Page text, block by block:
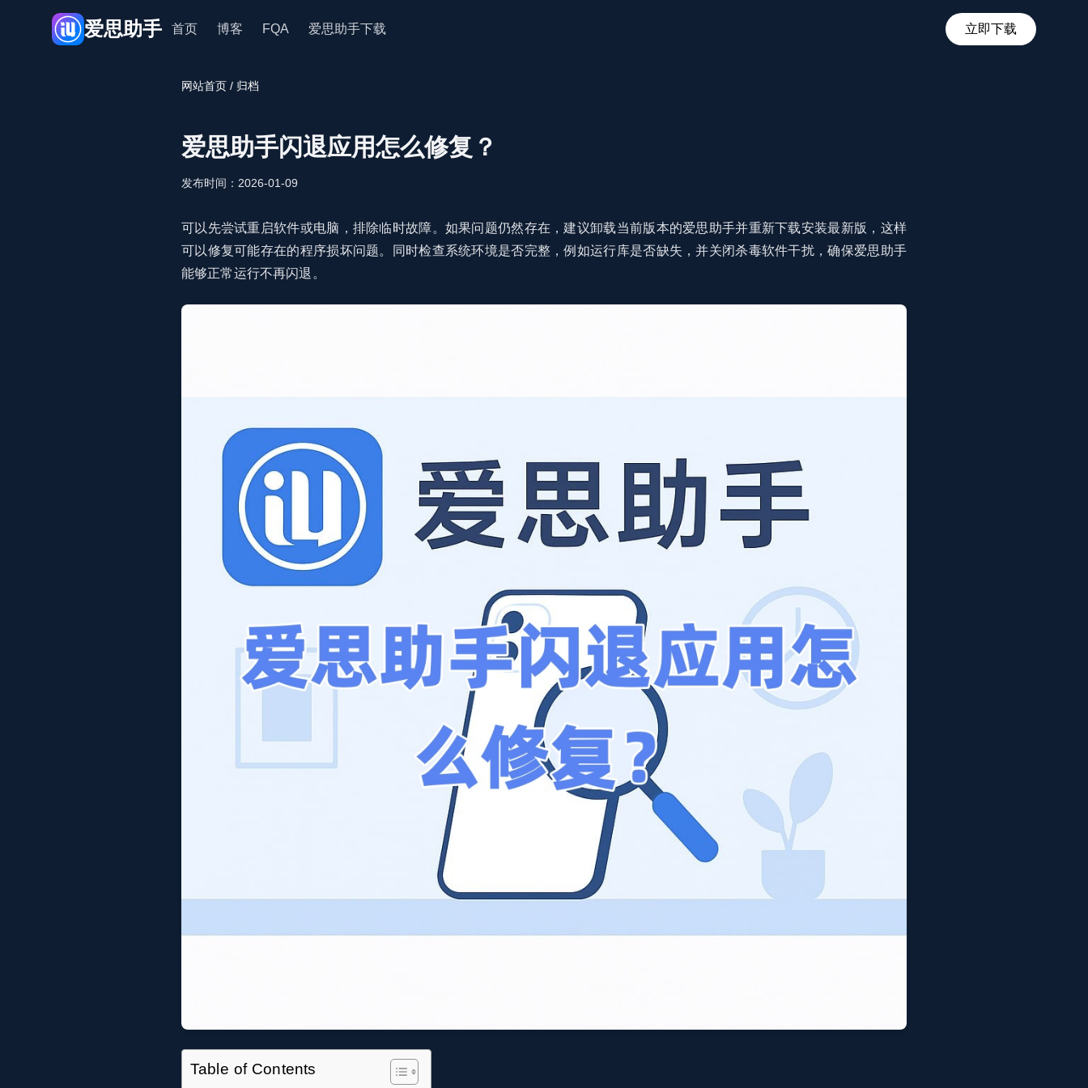
爱思助手 首页 博客 FQA 爱思助手下载 立即下载
网站首页 / 归档
爱思助手闪退应用怎么修复？
发布时间：2026-01-09
可以先尝试重启软件或电脑，排除临时故障。如果问题仍然存在，建议卸载当前版本的爱思助手并重新下载安装最新版，这样
可以修复可能存在的程序损坏问题。同时检查系统环境是否完整，例如运行库是否缺失，并关闭杀毒软件干扰，确保爱思助手
能够正常运行不再闪退。
Table of Contents